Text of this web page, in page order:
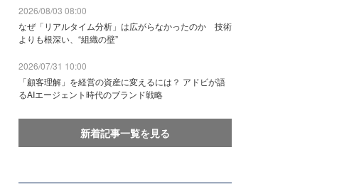
2026/08/03 08:00
なぜ「リアルタイム分析」は広がらなかったのか 技術
よりも根深い、“組織の壁”
2026/07/31 10:00
「顧客理解」を経営の資産に変えるには？ アドビが語
るAIエージェント時代のブランド戦略
新着記事一覧を見る